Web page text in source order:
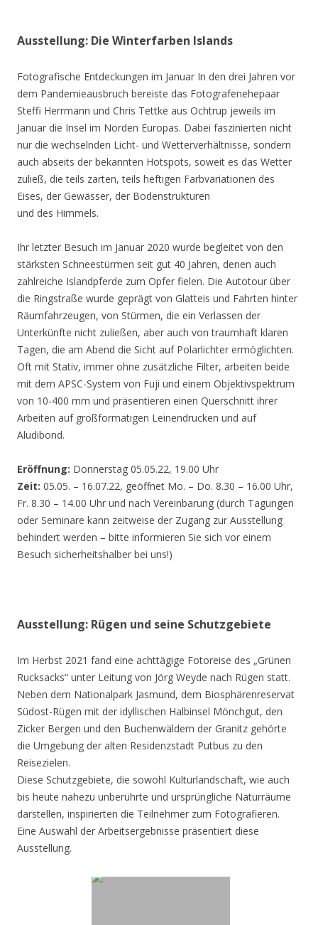
Ausstellung: Die Winterfarben Islands
Fotografische Entdeckungen im Januar In den drei Jahren vor
dem Pandemieausbruch bereiste das Fotografenehepaar
Steffi Herrmann und Chris Tettke aus Ochtrup jeweils im
Januar die Insel im Norden Europas. Dabei faszinierten nicht
nur die wechselnden Licht- und Wetterverhältnisse, sondern
auch abseits der bekannten Hotspots, soweit es das Wetter
zuließ, die teils zarten, teils heftigen Farbvariationen des
Eises, der Gewässer, der Bodenstrukturen
und des Himmels.
Ihr letzter Besuch im Januar 2020 wurde begleitet von den
stärksten Schneestürmen seit gut 40 Jahren, denen auch
zahlreiche Islandpferde zum Opfer fielen. Die Autotour über
die Ringstraße wurde geprägt von Glatteis und Fahrten hinter
Räumfahrzeugen, von Stürmen, die ein Verlassen der
Unterkünfte nicht zuließen, aber auch von traumhaft klaren
Tagen, die am Abend die Sicht auf Polarlichter ermöglichten.
Oft mit Stativ, immer ohne zusätzliche Filter, arbeiten beide
mit dem APSC-System von Fuji und einem Objektivspektrum
von 10-400 mm und präsentieren einen Querschnitt ihrer
Arbeiten auf großformatigen Leinendrucken und auf
Aludibond.
Eröffnung: Donnerstag 05.05.22, 19.00 Uhr
Zeit: 05.05. – 16.07.22, geöffnet Mo. – Do. 8.30 – 16.00 Uhr,
Fr. 8.30 – 14.00 Uhr und nach Vereinbarung (durch Tagungen
oder Seminare kann zeitweise der Zugang zur Ausstellung
behindert werden – bitte informieren Sie sich vor einem
Besuch sicherheitshalber bei uns!)
Ausstellung: Rügen und seine Schutzgebiete
Im Herbst 2021 fand eine achttägige Fotoreise des „Grünen
Rucksacks“ unter Leitung von Jörg Weyde nach Rügen statt.
Neben dem Nationalpark Jasmund, dem Biosphärenreservat
Südost-Rügen mit der idyllischen Halbinsel Mönchgut, den
Zicker Bergen und den Buchenwäldern der Granitz gehörte
die Umgebung der alten Residenzstadt Putbus zu den
Reisezielen.
Diese Schutzgebiete, die sowohl Kulturlandschaft, wie auch
bis heute nahezu unberührte und ursprüngliche Naturräume
darstellen, inspirierten die Teilnehmer zum Fotografieren.
Eine Auswahl der Arbeitsergebnisse präsentiert diese
Ausstellung.